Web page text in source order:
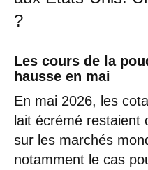
?
Les cours de la
hausse en mai
En mai 2026, les
lait écrémé restaient
sur les marchés
notamment le cas